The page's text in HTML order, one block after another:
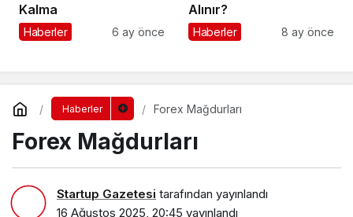
Kalma
Haberler 6 ay önce
Alınır?
Haberler 8 ay önce
Haberler Forex Mağdurları
Forex Mağdurları
Startup Gazetesi tarafından yayınlandı
16 Ağustos 2025, 20:45 yayınlandı